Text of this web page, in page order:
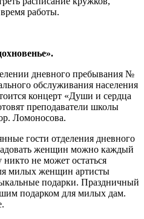
работы.
дневного пребывания №
обслуживания населения
концерт «Души и сердца
преподаватели школы
Ломоносова.
гости отделения дневного
женщин можно каждый
не может остаться
милых женщин артисты
подарки. Праздничный
подарком для милых дам.